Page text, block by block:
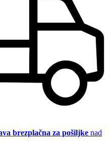
brezplačna za pošiljke nad